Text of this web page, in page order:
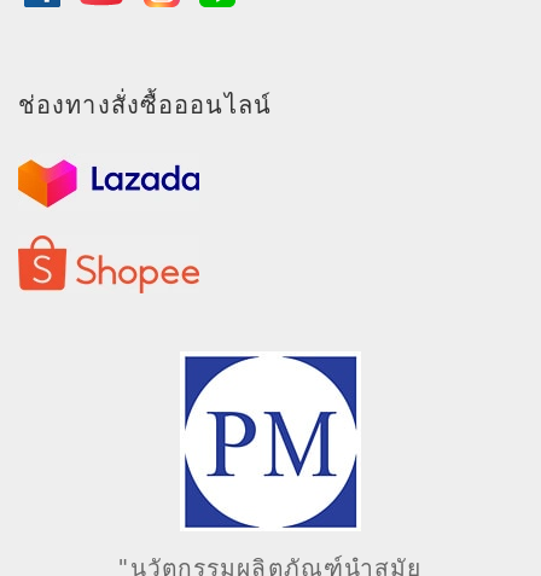
ช่องทางสั่งซื้อออนไลน์
"นวัตกรรมผลิตภัณฑ์นำสมัย